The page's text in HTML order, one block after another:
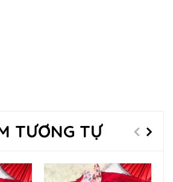
TƯƠNG TỰ